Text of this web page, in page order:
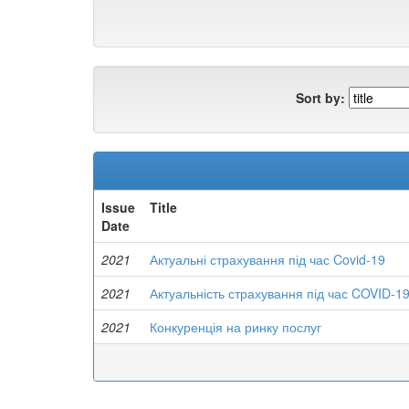
Sort by:
Issue
Date
Title
2021 Актуальні страхування під час Covid-19
2021
Актуальність страхування під час COVID-19
2021
Конкуренція на ринку послуг